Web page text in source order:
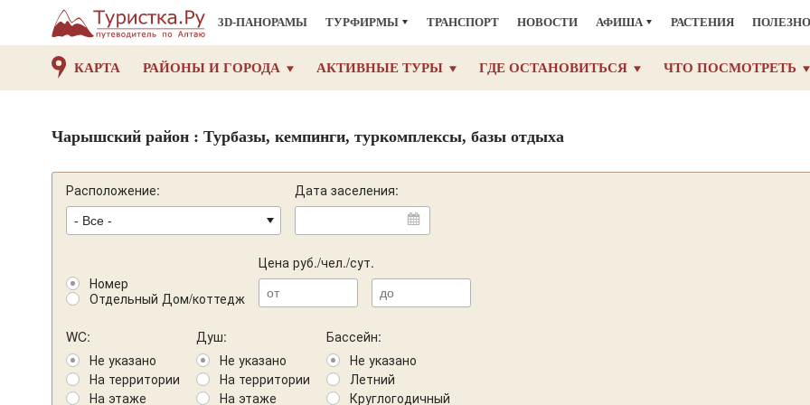
3D-ПАНОРАМЫ ТУРФИРМЫ ТРАНСПОРТ НОВОСТИ АФИША РАСТЕНИЯ
КАРТА РАЙОНЫ И ГОРОДА АКТИВНЫЕ ТУРЫ ГДЕ ОСТАНОВИТЬСЯ ЧТО ПОСМОТРЕТЬ
Чарышский район : Турбазы, кемпинги, туркомплексы, базы отдыха
Расположение: Дата заселения:
Номер
Отдельный Дом/коттедж
Цена руб./чел./сут.
WC:
Не указано
На территории
На этаже
Душ:
Не указано
На территории
На этаже
Бассейн:
Не указано
Летний
Круглогодичный